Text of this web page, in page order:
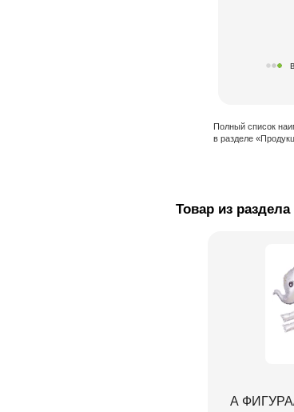
Полный список
в разделе
Товар из раздела
А ФИГУРА/